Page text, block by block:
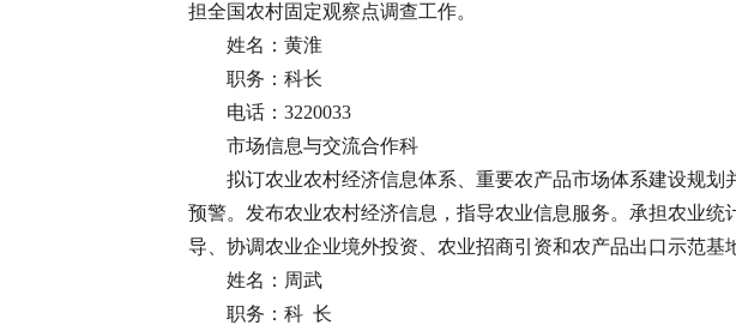
担全国农村固定观察点调查工作。
姓名：黄淮
职务：科长
电话：3220033
市场信息与交流合作科
拟订农业农村经济信息体系、重要农产品市场体系建设规
预警。发布农业农村经济信息，指导农业信息服务。承担农业
导、协调农业企业境外投资、农业招商引资和农产品出口示范
姓名：周武
职务：科 长